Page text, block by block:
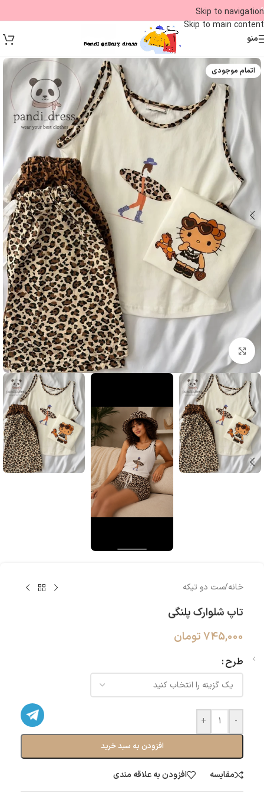
Skip to navigation
Skip to main content
09
منو
اتمام موجودی
بزرگنمایی تصویر
خانه/ست دو تیکه
تاپ شلوارک پلنگی
745,000تومان
طرح
-
+
افزودن به سبد خرید
مقایسه افزودن به علاقه مندی